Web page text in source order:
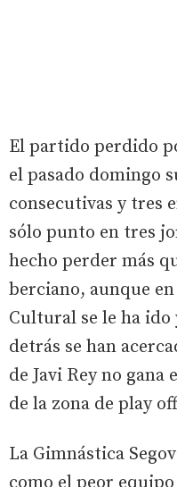
El partido perdido
el pasado domingo
consecutivas y tres
sólo punto en tres
hecho perder más
berciano, aunque
Cultural se le ha ido
detrás se han
de Javi Rey no
de la zona de play
La Gimnástica